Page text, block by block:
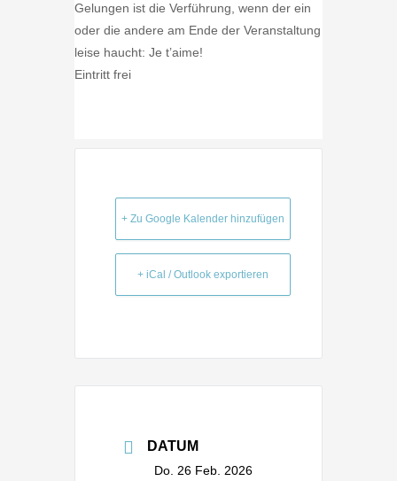
Gelungen ist die Verführung, wenn der ein
oder die andere am Ende der Veranstaltung
leise haucht: Je t’aime!
Eintritt frei
+ Zu Google Kalender hinzufügen
+ iCal / Outlook exportieren
DATUM
Do. 26 Feb. 2026